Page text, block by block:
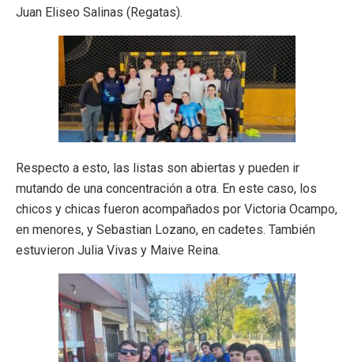
Juan Eliseo Salinas (Regatas).
Respecto a esto, las listas son abiertas y pueden ir
mutando de una concentración a otra. En este caso, los
chicos y chicas fueron acompañados por Victoria Ocampo,
en menores, y Sebastian Lozano, en cadetes. También
estuvieron Julia Vivas y Maive Reina.